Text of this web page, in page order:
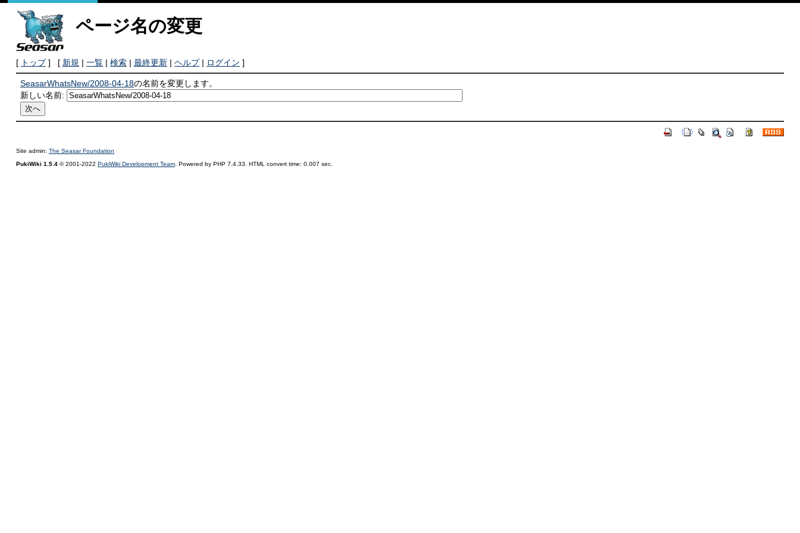
ページ名の変更
[ トップ] [ 新規 | 一覧| 検索| 最終更新| ヘルプ| ログイン ]
SeasarWhatsNew/2008-04-18の名前を変更します。
新しい名前:
Site admin: The Seasar Foundation
PukiWiki 1.5.4© 2001-2022 PukiWiki Development Team. Powered by PHP 7.4.33. HTML convert time: 0.007 sec.